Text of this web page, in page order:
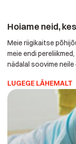
Hoiame neid,
Meie riigikaitse
meie endi
Reservväelaste
osaleb juba
tõeline turvatunne
oleks rahu ka siis,
LUGEGE LÄHEMALT